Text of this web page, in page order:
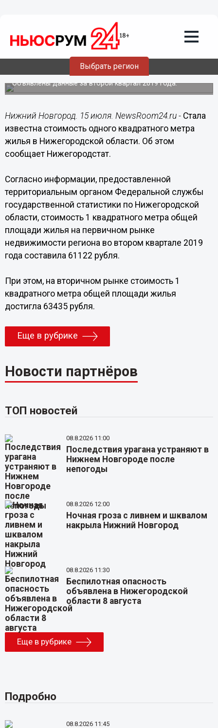
Выбрать регион
Стала известна стоимость
квадратного метра жилья в
Нижегородской области
Объявлены данные за второй квартал 2019 года.
Нижний Новгород. 15 июля. NewsRoom24.ru - Стала
известна стоимость одного квадратного метра
жилья в Нижегородской области. Об этом
сообщает Нижегородстат.
Согласно информации, предоставленной
территориальным органом Федеральной службы
государственной статистики по Нижегородской
области, стоимость 1 квадратного метра общей
площади жилья на первичном рынке
недвижимости региона во втором квартале 2019
года составила 61122 рубля.
При этом, на вторичном рынке стоимость 1
квадратного метра общей площади жилья
достигла 63435 рубля.
Еще в рубрике
Новости партнёров
ТОП новостей
08.8.2026 11:00
Последствия урагана устраняют в
Нижнем Новгороде после
непогоды
08.8.2026 12:00
Ночная гроза с ливнем и шквалом
накрыла Нижний Новгород
08.8.2026 11:30
Беспилотная опасность
объявлена в Нижегородской
области 8 августа
Еще в рубрике
Подробно
08.8.2026 11:45